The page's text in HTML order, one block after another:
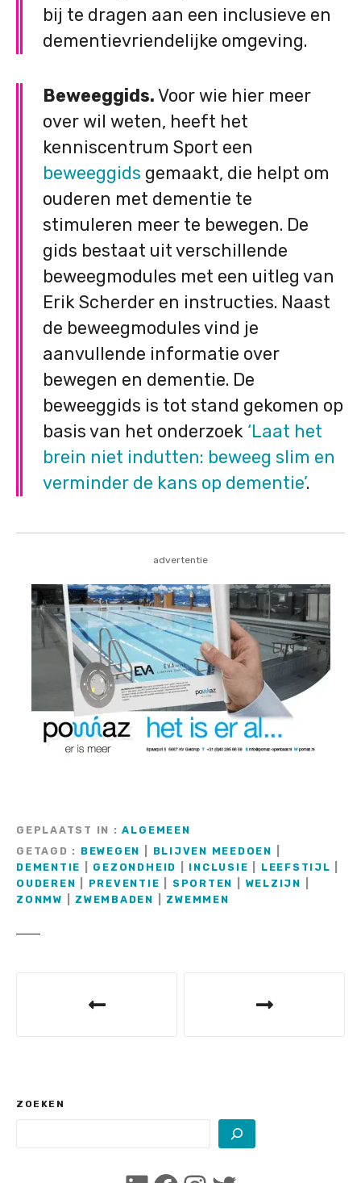
bij te dragen aan een inclusieve en
dementievriendelijke omgeving.
Beweeggids. Voor wie hier meer
over wil weten, heeft het
kenniscentrum Sport een
beweeggids gemaakt, die helpt om
ouderen met dementie te
stimuleren meer te bewegen. De
gids bestaat uit verschillende
beweegmodules met een uitleg van
Erik Scherder en instructies. Naast
de beweegmodules vind je
aanvullende informatie over
bewegen en dementie. De
beweeggids is tot stand gekomen op
basis van het onderzoek ‘Laat het
brein niet indutten: beweeg slim en
verminder de kans op dementie’.
advertentie
GEPLAATST IN
ALGEMEEN
GETAGD
BEWEGEN BLIJVEN MEEDOEN
DEMENTIE
GEZONDHEID INCLUSIE LEEFSTIJL
OUDEREN
PREVENTIE SPORTEN WELZIJN
ZONMW
ZWEMBADEN ZWEMMEN
c
ZOEKEN